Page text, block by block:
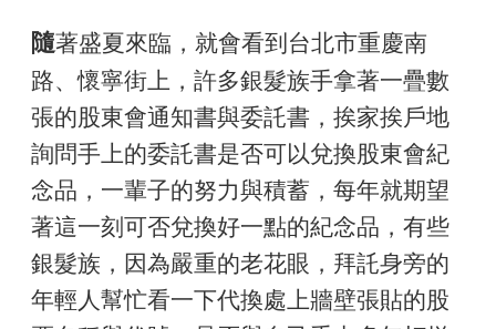
隨著盛夏來臨，就會看到台北市重慶南
路、懷寧街上，許多銀髮族手拿著一疊數
張的股東會通知書與委託書，挨家挨戶地
詢問手上的委託書是否可以兌換股東會紀
念品，一輩子的努力與積蓄，每年就期望
著這一刻可否兌換好一點的紀念品，有些
銀髮族，因為嚴重的老花眼，拜託身旁的
年輕人幫忙看一下代換處上牆壁張貼的股